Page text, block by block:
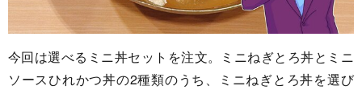
今回は選べるミニ丼セットを注文。ミニねぎとろ丼とミニ
ソースひれかつ丼の2種類のうち、ミニねぎとろ丼を選び